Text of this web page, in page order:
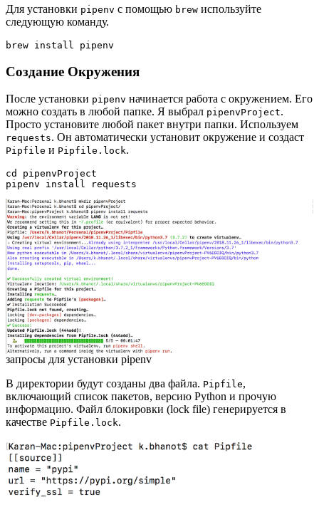
Для установки pipenv с помощью brew используйте
следующую команду.
brew install pipenv
Создание Окружения
После установки pipenv начинается работа с окружением. Его
можно создать в любой папке. Я выбрал pipenvProject.
Просто установите любой пакет внутри папки. Используем
requests. Он автоматически установит окружение и создаст
Pipfile и Pipfile.lock.
cd pipenvProject
pipenv install requests
запросы для установки pipenv
В директории будут созданы два файла. Pipfile,
включающий список пакетов, версию Python и прочую
информацию. Файл блокировки (lock file) генерируется в
качестве Pipfile.lock.